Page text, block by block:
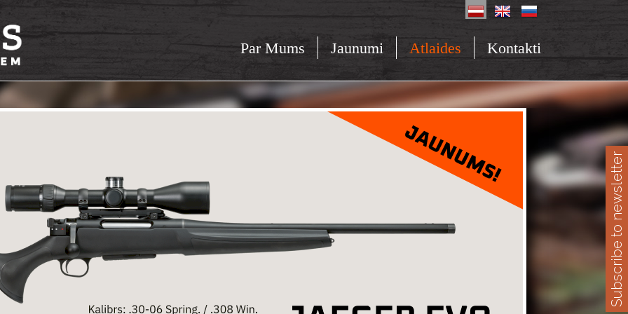
Par Mums Jaunumi Atlaides Kontakti
Subscribe to newsletter